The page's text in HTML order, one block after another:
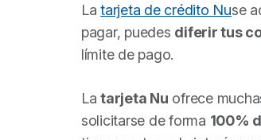
Latarjeta de crédito Nuse
pagar, puedes diferir tus
límite de pago.
Latarjeta Nu ofrece
solicitarse de forma 100%